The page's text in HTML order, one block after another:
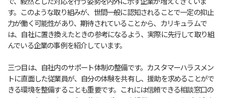
す。このような取り組みが、世間一般に認知されることで一定の抑止
力が働く可能性があり、期待されていることから、カリキュラムで
は、自社に置き換えたときの参考になるよう、実際に先行して取り組
んでいる企業の事例を紹介しています。
三つ目は、自社内のサポート体制の整備です。カスタマーハラスメン
トに直面した従業員が、自分の体験を共有し、援助を求めることがで
きる環境を整備することも重要です。これには信頼できる相談窓口の